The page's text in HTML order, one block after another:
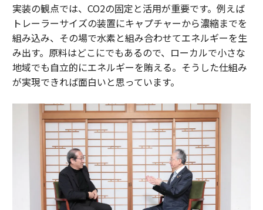
実装の観点では、CO2の固定と活用が重要です。例えば
トレーラーサイズの装置にキャプチャーから濃縮までを
組み込み、その場で水素と組み合わせてエネルギーを生
み出す。原料はどこにでもあるので、ローカルで小さな
地域でも自立的にエネルギーを賄える。そうした仕組み
が実現できれば面白いと思っています。